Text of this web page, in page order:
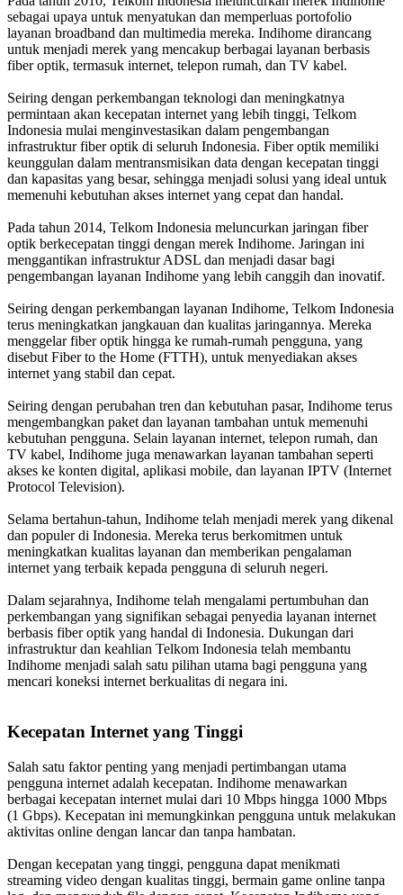
sebagai upaya untuk menyatukan dan memperluas portofolio
layanan broadband dan multimedia mereka. Indihome dirancang
untuk menjadi merek yang mencakup berbagai layanan berbasis
fiber optik, termasuk internet, telepon rumah, dan TV kabel.
Seiring dengan perkembangan teknologi dan meningkatnya
permintaan akan kecepatan internet yang lebih tinggi, Telkom
Indonesia mulai menginvestasikan dalam pengembangan
infrastruktur fiber optik di seluruh Indonesia. Fiber optik memiliki
keunggulan dalam mentransmisikan data dengan kecepatan tinggi
dan kapasitas yang besar, sehingga menjadi solusi yang ideal untuk
memenuhi kebutuhan akses internet yang cepat dan handal.
Pada tahun 2014, Telkom Indonesia meluncurkan jaringan fiber
optik berkecepatan tinggi dengan merek Indihome. Jaringan ini
menggantikan infrastruktur ADSL dan menjadi dasar bagi
pengembangan layanan Indihome yang lebih canggih dan inovatif.
Seiring dengan perkembangan layanan Indihome, Telkom Indonesia
terus meningkatkan jangkauan dan kualitas jaringannya. Mereka
menggelar fiber optik hingga ke rumah-rumah pengguna, yang
disebut Fiber to the Home (FTTH), untuk menyediakan akses
internet yang stabil dan cepat.
Seiring dengan perubahan tren dan kebutuhan pasar, Indihome terus
mengembangkan paket dan layanan tambahan untuk memenuhi
kebutuhan pengguna. Selain layanan internet, telepon rumah, dan
TV kabel, Indihome juga menawarkan layanan tambahan seperti
akses ke konten digital, aplikasi mobile, dan layanan IPTV (Internet
Protocol Television).
Selama bertahun-tahun, Indihome telah menjadi merek yang dikenal
dan populer di Indonesia. Mereka terus berkomitmen untuk
meningkatkan kualitas layanan dan memberikan pengalaman
internet yang terbaik kepada pengguna di seluruh negeri.
Dalam sejarahnya, Indihome telah mengalami pertumbuhan dan
perkembangan yang signifikan sebagai penyedia layanan internet
berbasis fiber optik yang handal di Indonesia. Dukungan dari
infrastruktur dan keahlian Telkom Indonesia telah membantu
Indihome menjadi salah satu pilihan utama bagi pengguna yang
mencari koneksi internet berkualitas di negara ini.
Kecepatan Internet yang Tinggi
Salah satu faktor penting yang menjadi pertimbangan utama
pengguna internet adalah kecepatan. Indihome menawarkan
berbagai kecepatan internet mulai dari 10 Mbps hingga 1000 Mbps
(1 Gbps). Kecepatan ini memungkinkan pengguna untuk melakukan
aktivitas online dengan lancar dan tanpa hambatan.
Dengan kecepatan yang tinggi, pengguna dapat menikmati
streaming video dengan kualitas tinggi, bermain game online tanpa